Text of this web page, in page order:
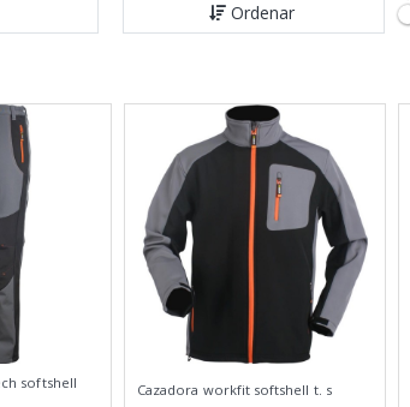
Ordenar
softshell
Cazadora workfit softshell t. s